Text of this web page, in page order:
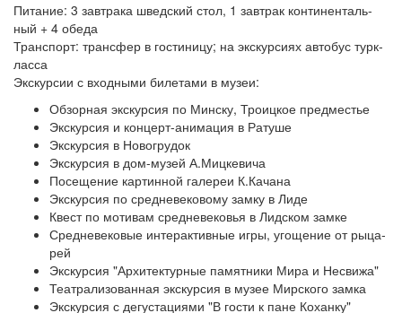
Питание: 3 зав­тра­ка швед­ский стол, 1 завтрак кон­ти­нен­таль­
ный + 4 обе­да
Транс­порт: транс­фер в го­сти­ни­цу; на экс­кур­си­ях ав­то­бус турк­
лас­са
Экскурсии с вход­ны­ми би­ле­та­ми в му­зеи:
Об­зор­ная экскурсия по Мин­ску, Тро­иц­кое пред­ме­стье
Экс­кур­сия и концерт-анимация в Ра­ту­ше
Экс­кур­сия в Но­во­гру­док
Экс­кур­сия в дом-музей А.Миц­ке­ви­ча
По­се­ще­ние кар­тин­ной галереи К.Ка­ча­на
Экс­кур­сия по средневековому зам­ку в Ли­де
Квест по мо­ти­вам средневековья в Лид­ском зам­ке
Средневековые ин­тер­ак­тив­ные иг­ры, уго­ще­ние от ры­ца­
рей
Экс­кур­сия "Архитектурные па­мят­ни­ки Мира и Несвижа"
Театра­ли­зо­ван­ная экскурсия в музее Мир­ско­го зам­ка
Экс­кур­сия с де­гу­ста­ци­я­ми "В го­сти к пане Ко­хан­ку"